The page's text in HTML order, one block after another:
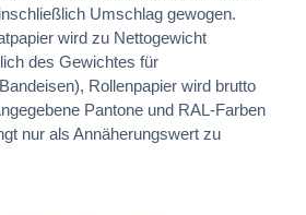
Umschlag gewogen.
wird zu Nettogewicht
des Gewichtes für
Rollenpapier wird brutto
Pantone und RAL-Farben
nur als Annäherungswert zu